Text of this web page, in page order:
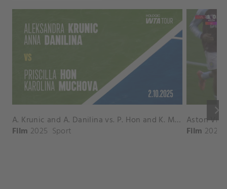
keyboard_arrow_right
A. Krunic and A. Danilina vs. P. Hon and K. Muchova Match Highlights - BEIJING_Capital Group Diamond ( October 02, 2025)
Film 2025 Sport Film 2026